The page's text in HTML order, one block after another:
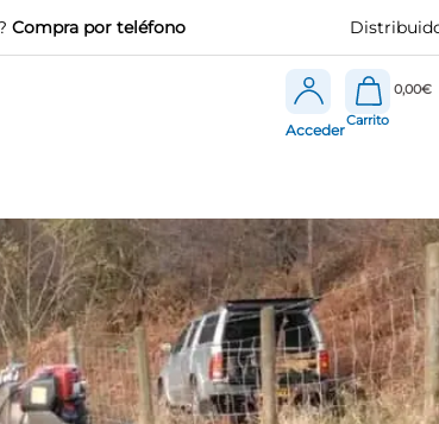
Compra por teléfono
Acceder
€
0,00